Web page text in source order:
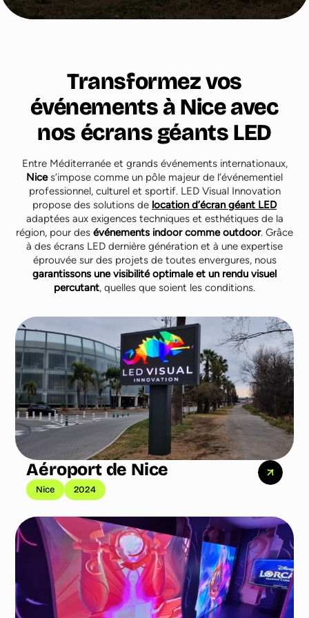
Transformez vos
événements à Nice avec
nos écrans géants LED
Entre Méditerranée et grands événements internationaux,
Nices’impose comme un pôle majeur de l’événementiel
professionnel, culturel et sportif. LED Visual Innovation
propose des solutions de location d’écran géant LED
adaptées aux exigences techniques et esthétiques de la
région, pour des événements indoor comme outdoor. Grâce
à des écrans LED dernière génération et à une expertise
éprouvée sur des projets de toutes envergures, nous
garantissons une visibilité optimale et un rendu visuel
percutant, quelles que soient les conditions.
Aéroport de Nice
Nice 2024